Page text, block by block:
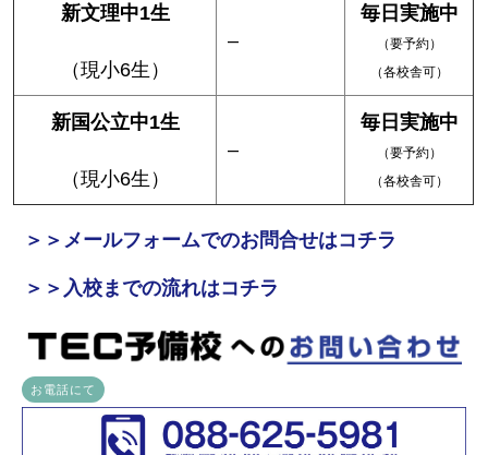
新文理中1生
（現小6生）
–
毎日実施中
（要予約）
（各校舎可）
新国公立中1生
（現小6生）
–
毎日実施中
（要予約）
（各校舎可）
＞＞メールフォームでのお問合せはコチラ
＞＞入校までの流れはコチラ
お電話にて